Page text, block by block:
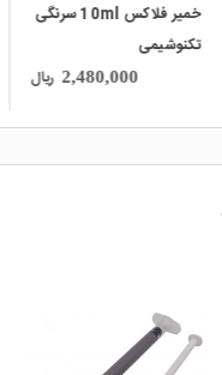
مایع فلاکس پایه آب -
بدون نیاز به شستشو
948,000 ریال